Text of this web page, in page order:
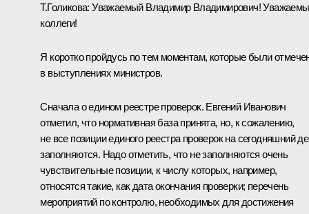
Т.Голикова: Уважаемый Владимир Владимирович!
коллеги!
Я коротко пройдусь по тем моментам, которые были
в выступлениях министров.
Сначала о едином реестре проверок. Евгений Иванович
отметил, что нормативная база принята, но, к сожалению,
не все позиции единого реестра проверок на сегодняшний
заполняются. Надо отметить, что не заполняются очень
чувствительные позиции, к числу которых, например,
относятся такие, как дата окончания проверки; перечень
мероприятий по контролю, необходимых для достижения